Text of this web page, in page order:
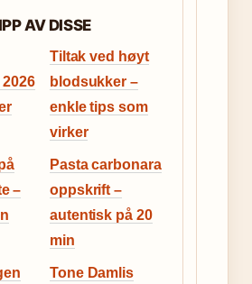
AV DISSE
Tiltak ved høyt
blodsukker –
enkle tips som
virker
–
Pasta carbonara
oppskrift –
autentisk på 20
min
Tone Damlis